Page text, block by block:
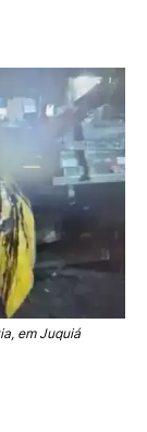
em Juquiá